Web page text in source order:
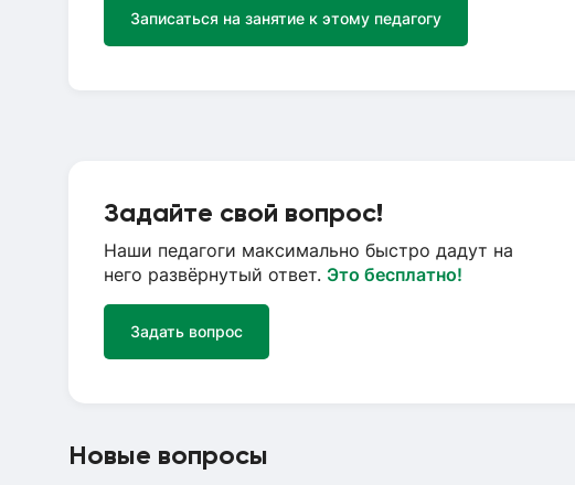
Записаться на занятие к этому педагогу
Задайте свой вопрос!
Наши педагоги максимально быстро дадут на
него развёрнутый ответ. Это бесплатно!
Задать вопрос
Новые вопросы